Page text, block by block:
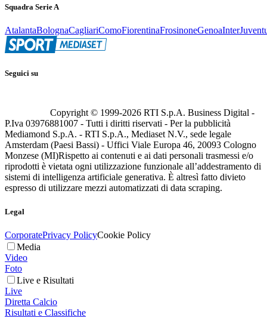
Squadra Serie A
AtalantaBolognaCagliariComoFiorentinaFrosinoneGenoaInter
Seguici su
Copyright © 1999-2026 RTI S.p.A. Business Digital -
P.Iva 03976881007 - Tutti i diritti riservati - Per la pubblicità
Mediamond S.p.A. - RTI S.p.A., Mediaset N.V., sede legale
Amsterdam (Paesi Bassi) - Uffici Viale Europa 46, 20093 Cologno
Monzese (MI)Rispetto ai contenuti e ai dati personali trasmessi e/o
riprodotti è vietata ogni utilizzazione funzionale all’addestramento di
sistemi di intelligenza artificiale generativa. È altresì fatto divieto
espresso di utilizzare mezzi automatizzati di data scraping.
Legal
CorporatePrivacy PolicyCookie Policy
Media
Video
Foto
Live e Risultati
Live
Diretta Calcio
Risultati e Classifiche